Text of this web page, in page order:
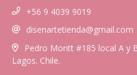
+56 9 4039 9019
disenartetienda@gmail.com
Pedro Montt #185 local A y
Lagos. Chile.